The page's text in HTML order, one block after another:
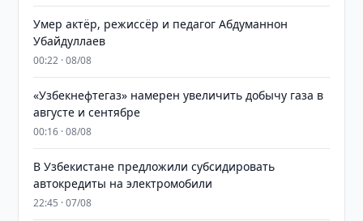
Умер актёр, режиссёр и педагог Абдуманнон
Убайдуллаев
00:22 · 08/08
«Узбекнефтегаз» намерен увеличить добычу газа в
августе и сентябре
00:16 · 08/08
В Узбекистане предложили субсидировать
автокредиты на электромобили
22:45 · 07/08